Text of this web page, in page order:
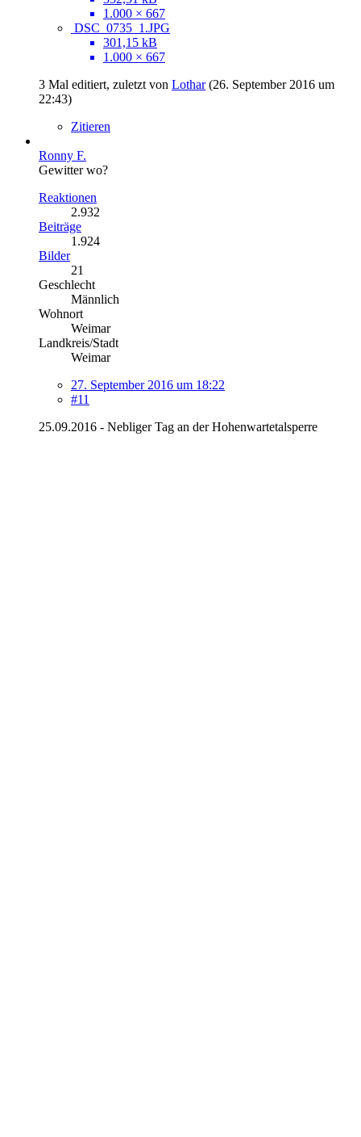
1.000 × 667
DSC_0735_1.JPG
301,15 kB
1.000 × 667
3 Mal editiert, zuletzt von Lothar(26. September 2016 um
22:43)
Zitieren
Ronny F.
Gewitter wo?
Reaktionen
2.932
Beiträge
1.924
Bilder
21
Geschlecht
Männlich
Wohnort
Weimar
Landkreis/Stadt
Weimar
27. September 2016 um 18:22
#11
25.09.2016 - Nebliger Tag an der Hohenwartetalsperre